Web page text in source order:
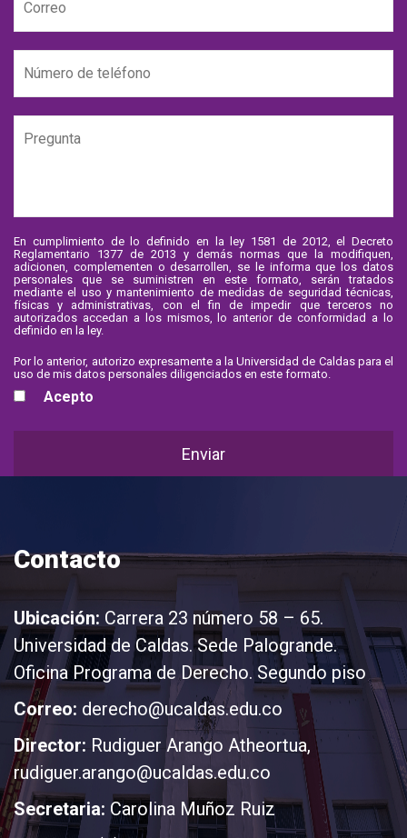
En cumplimiento de lo definido en la ley 1581 de 2012, el Decreto
Reglamentario 1377 de 2013 y demás normas que la modifiquen,
adicionen, complementen o desarrollen, se le informa que los datos
personales que se suministren en este formato, serán tratados
mediante el uso y mantenimiento de medidas de seguridad técnicas,
físicas y administrativas, con el fin de impedir que terceros no
autorizados accedan a los mismos, lo anterior de conformidad a lo
definido en la ley.
Por lo anterior, autorizo expresamente a la Universidad de Caldas para el
uso de mis datos personales diligenciados en este formato.
Acepto
Contacto
Ubicación: Carrera 23 número 58 – 65.
Universidad de Caldas. Sede Palogrande.
Oficina Programa de Derecho. Segundo piso
Correo: derecho@ucaldas.edu.co
Director: Rudiguer Arango Atheortua,
rudiguer.arango@ucaldas.edu.co
Secretaria: Carolina Muñoz Ruiz